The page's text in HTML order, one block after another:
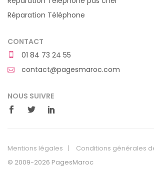
Réparation Téléphone
CONTACT
01 84 73 24 55
contact@pagesmaroc.com
NOUS SUIVRE
Mentions légales
Conditions générales
© 2009-2026 PagesMaroc